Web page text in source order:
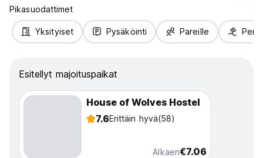
Pikasuodattimet
Yksityiset Pysäköinti Pareille
Esitellyt majoituspaikat
House of Wolves Hostel
7.6Erittäin hyvä(58)
Alkaen€7.06